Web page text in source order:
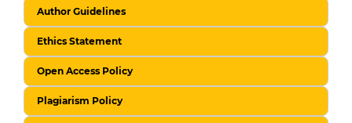
Author Guidelines
Ethics Statement
Open Access Policy
Plagiarism Policy